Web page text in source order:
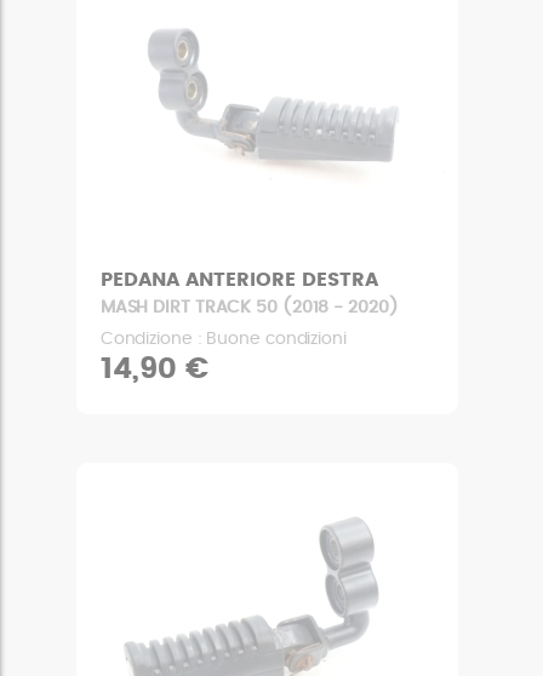
PEDANA ANTERIORE DESTRA
MASH DIRT TRACK 50 (2018 - 2020)
Condizione : Buone condizioni
14,90 €